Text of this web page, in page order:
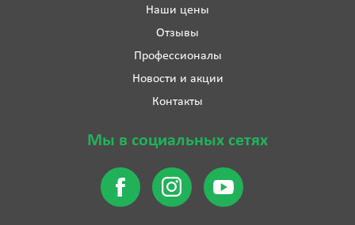
Наши цены
Отзывы
Профессионалы
Новости и акции
Контакты
Мы в социальных сетях